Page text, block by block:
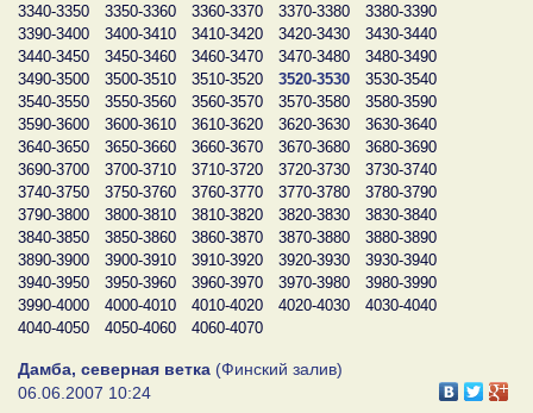
3340-3350
3350-3360 3360-3370 3370-3380
3380-3390
3390-3400
3400-3410 3410-3420 3420-3430
3430-3440
3440-3450
3450-3460 3460-3470 3470-3480
3480-3490
3490-3500
3500-3510 3510-3520 3520-3530
3530-3540
3540-3550
3550-3560 3560-3570 3570-3580
3580-3590
3590-3600
3600-3610 3610-3620 3620-3630
3630-3640
3640-3650
3650-3660 3660-3670 3670-3680
3680-3690
3690-3700
3700-3710 3710-3720 3720-3730
3730-3740
3740-3750
3750-3760 3760-3770 3770-3780
3780-3790
3790-3800
3800-3810 3810-3820 3820-3830
3830-3840
3840-3850
3850-3860 3860-3870 3870-3880
3880-3890
3890-3900
3900-3910 3910-3920 3920-3930
3930-3940
3940-3950
3950-3960 3960-3970 3970-3980
3980-3990
3990-4000
4000-4010 4010-4020 4020-4030
4030-4040
4040-4050
4050-4060 4060-4070
Дамба, северная ветка (Финский залив)
06.06.2007 10:24